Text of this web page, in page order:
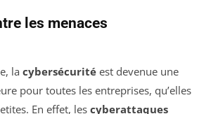
les menaces
la cybersécurité est devenue une
pour toutes les entreprises, qu’elles
En effet, les cyberattaques